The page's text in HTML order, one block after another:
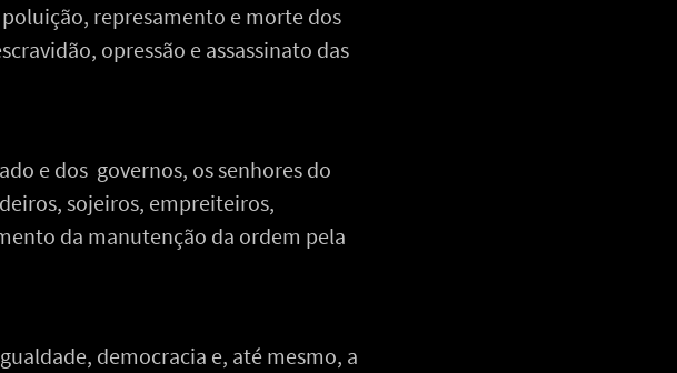
represamento e morte dos
opressão e assassinato das
e dos governos, os senhores do
sojeiros, empreiteiros,
da manutenção da ordem pela
democracia e, até mesmo, a